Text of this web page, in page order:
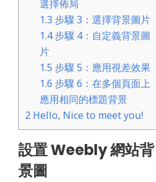
選擇佈局
1.3 步驟 3：選擇背景圖片
1.4步驟 4：自定義背景圖
片
1.5 步驟 5：應用視差效果
1.6 步驟 6：在多個頁面上
應用相同的標題背景
2 Hello, Nice to meet you!
設置 Weebly 網站背
景圖